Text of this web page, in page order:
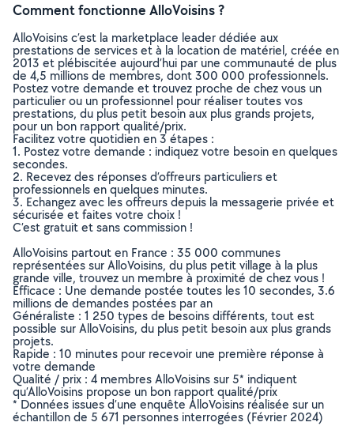
Comment fonctionne AlloVoisins ?
AlloVoisins c’est la marketplace leader dédiée aux
prestations de services et à la location de matériel, créée en
2013 et plébiscitée aujourd’hui par une communauté de plus
de 4,5 millions de membres, dont 300 000 professionnels.
Postez votre demande et trouvez proche de chez vous un
particulier ou un professionnel pour réaliser toutes vos
prestations, du plus petit besoin aux plus grands projets,
pour un bon rapport qualité/prix.
Facilitez votre quotidien en 3 étapes :
1. Postez votre demande : indiquez votre besoin en quelques
secondes.
2. Recevez des réponses d’offreurs particuliers et
professionnels en quelques minutes.
3. Echangez avec les offreurs depuis la messagerie privée et
sécurisée et faites votre choix !
C’est gratuit et sans commission !
AlloVoisins partout en France : 35 000 communes
représentées sur AlloVoisins, du plus petit village à la plus
grande ville, trouvez un membre à proximité de chez vous !
Efficace : Une demande postée toutes les 10 secondes, 3.6
millions de demandes postées par an
Généraliste : 1 250 types de besoins différents, tout est
possible sur AlloVoisins, du plus petit besoin aux plus grands
projets.
Rapide : 10 minutes pour recevoir une première réponse à
votre demande
Qualité / prix : 4 membres AlloVoisins sur 5* indiquent
qu’AlloVoisins propose un bon rapport qualité/prix
* Données issues d’une enquête AlloVoisins réalisée sur un
échantillon de 5 671 personnes interrogées (Février 2024)